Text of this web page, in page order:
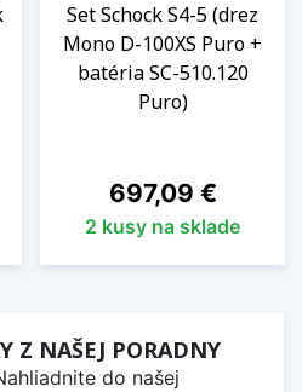
Set Schock S4-5 (drez
Mono D-100XS Puro +
batéria SC-510.120
Puro)
Cena
697,09 €
2 kusy na sklade
Z NAŠEJ PORADNY
do našej